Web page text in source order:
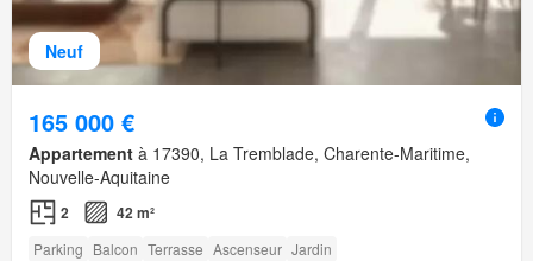
Neuf
165 000 €
Appartement à 17390, La Tremblade, Charente-Maritime,
Nouvelle-Aquitaine
2 42 m²
Parking Balcon Terrasse Ascenseur Jardin